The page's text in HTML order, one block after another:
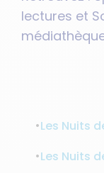
lectures et
•Les Nuits
•Les Nuits